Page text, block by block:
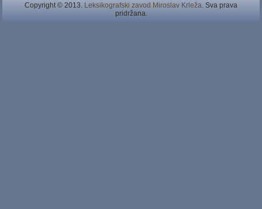
Copyright © 2013. Leksikografski zavod Miroslav Krleža. Sva prava
pridržana.